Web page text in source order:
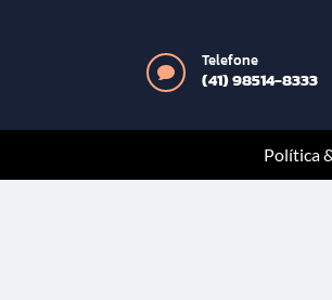

Telefone
(41) 98514-8333
Política